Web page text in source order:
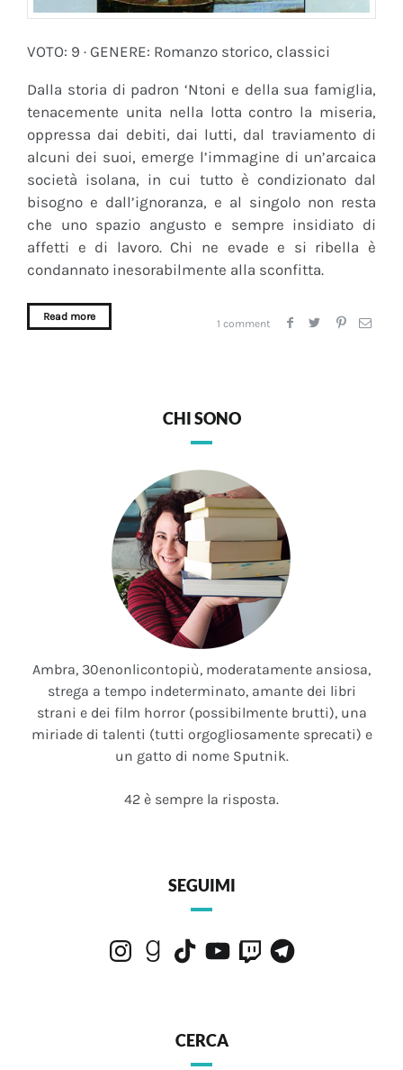
VOTO: 9 · GENERE: Romanzo storico, classici
Dalla storia di padron ‘Ntoni e della sua famiglia,
tenacemente unita nella lotta contro la miseria,
oppressa dai debiti, dai lutti, dal traviamento di
alcuni dei suoi, emerge l’immagine di un’arcaica
società isolana, in cui tutto è condizionato dal
bisogno e dall’ignoranza, e al singolo non resta
che uno spazio angusto e sempre insidiato di
affetti e di lavoro. Chi ne evade e si ribella è
condannato inesorabilmente alla sconfitta.
Read more
1 comment
CHI SONO
Ambra, 30enonlicontopiù, moderatamente ansiosa,
strega a tempo indeterminato, amante dei libri
strani e dei film horror (possibilmente brutti), una
miriade di talenti (tutti orgogliosamente sprecati) e
un gatto di nome Sputnik.
42 è sempre la risposta.
SEGUIMI
InstagramGoodreads
TikTokYouTubeTwitchTelegram
CERCA